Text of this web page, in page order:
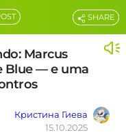
Marcus
Blue — e uma
Кристина Гиева
15.10.2025
SHARE